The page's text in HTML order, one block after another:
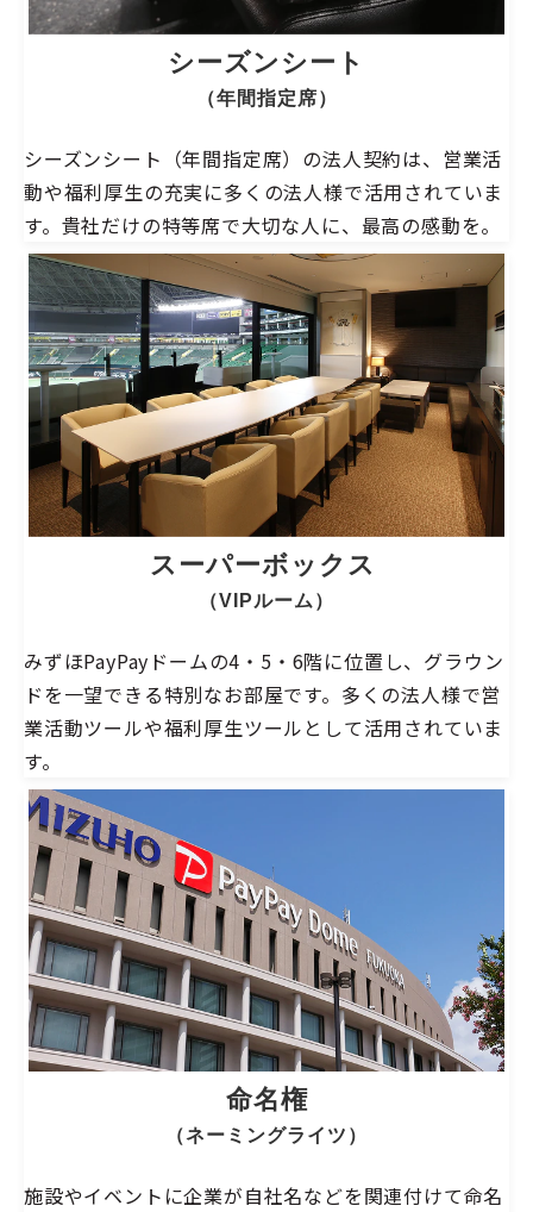
シーズンシート
（年間指定席）
シーズンシート（年間指定席）の法人契約は、営業活
動や福利厚生の充実に多くの法人様で活用されていま
す。貴社だけの特等席で大切な人に、最高の感動を。
スーパーボックス
（VIPルーム）
みずほPayPayドームの4・5・6階に位置し、グラウン
ドを一望できる特別なお部屋です。多くの法人様で営
業活動ツールや福利厚生ツールとして活用されていま
す。
命名権
（ネーミングライツ）
施設やイベントに企業が自社名などを関連付けて命名